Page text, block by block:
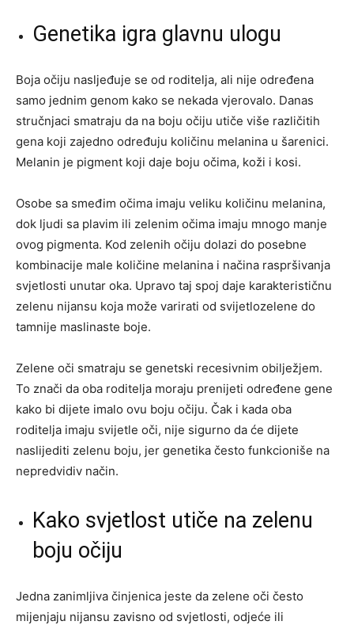
Genetika igra glavnu ulogu
Boja očiju nasljeđuje se od roditelja, ali nije određena
samo jednim genom kako se nekada vjerovalo. Danas
stručnjaci smatraju da na boju očiju utiče više različitih
gena koji zajedno određuju količinu melanina u šarenici.
Melanin je pigment koji daje boju očima, koži i kosi.
Osobe sa smeđim očima imaju veliku količinu melanina,
dok ljudi sa plavim ili zelenim očima imaju mnogo manje
ovog pigmenta. Kod zelenih očiju dolazi do posebne
kombinacije male količine melanina i načina raspršivanja
svjetlosti unutar oka. Upravo taj spoj daje karakterističnu
zelenu nijansu koja može varirati od svijetlozelene do
tamnije maslinaste boje.
Zelene oči smatraju se genetski recesivnim obilježjem.
To znači da oba roditelja moraju prenijeti određene gene
kako bi dijete imalo ovu boju očiju. Čak i kada oba
roditelja imaju svijetle oči, nije sigurno da će dijete
naslijediti zelenu boju, jer genetika često funkcioniše na
nepredvidiv način.
Kako svjetlost utiče na zelenu
boju očiju
Jedna zanimljiva činjenica jeste da zelene oči često
mijenjaju nijansu zavisno od svjetlosti, odjeće ili